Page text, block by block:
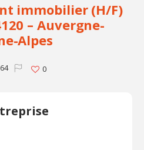
immobilier (H/F)
– Auvergne-
Alpes
64 0